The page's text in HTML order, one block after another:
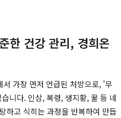
한 건강 관리, 경희온
서 가장 먼저 언급된 처방으로, '무
니다. 인삼, 복령, 생지황, 꿀 등 네
하고 식히는 과정을 반복하여 만듭